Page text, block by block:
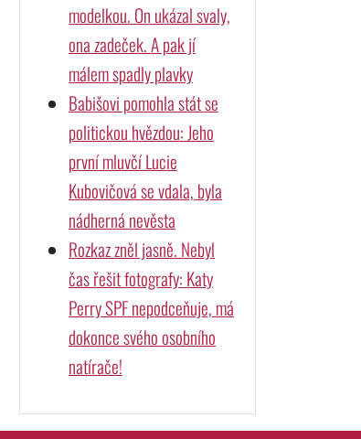
modelkou. On ukázal svaly,
ona zadeček. A pak jí
málem spadly plavky
Babišovi pomohla stát se
politickou hvězdou: Jeho
první mluvčí Lucie
Kubovičová se vdala, byla
nádherná nevěsta
Rozkaz zněl jasně. Nebyl
čas řešit fotografy: Katy
Perry SPF nepodceňuje, má
dokonce svého osobního
natírače!